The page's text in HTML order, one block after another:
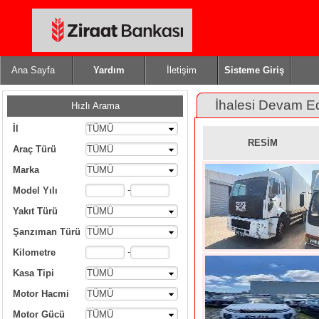
Ana Sayfa Yardım İletişim Sisteme Giriş
Hızlı Arama
TÜMÜ
Araç Türü
TÜMÜ
Marka
TÜMÜ
Model Yılı
-
Yakıt Türü
TÜMÜ
Şanzıman Türü
TÜMÜ
Kilometre
-
Kasa Tipi
TÜMÜ
Motor Hacmi
TÜMÜ
Motor Gücü
TÜMÜ
İhalesi Devam
RESİM